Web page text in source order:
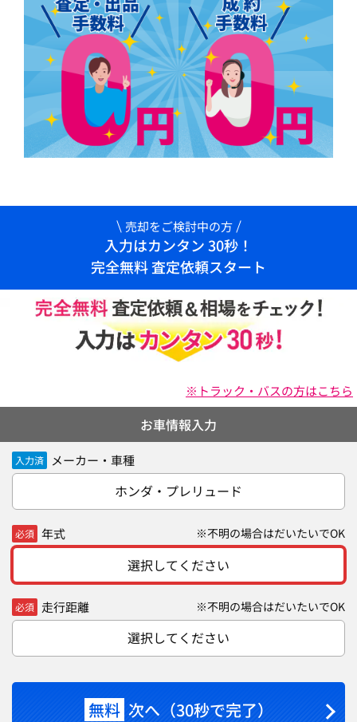
売却をご検討中の方
入力はカンタン 30秒！
完全無料 査定依頼スタート
※トラック・バスの方はこちら
お車情報入力
入力済 メーカー・車種
ホンダ・プレリュード
必須 年式 ※不明の場合はだいたいでOK
選択してください
必須 走行距離 ※不明の場合はだいたいでOK
選択してください
無料 次へ（30秒で完了）